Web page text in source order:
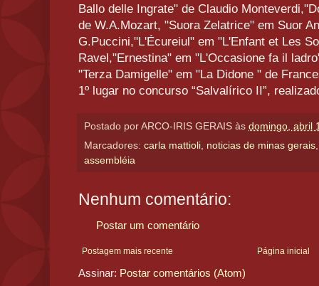
Ballo delle Ingrate" de Claudio
de W.A.Mozart, "Suora Zelatrice" em Suor
G.Puccini,"L'Écureiul" em "L'Enfant et Les
Ravel,"Ernestina" em "L'Occasione fa il
"Terza Damigelle" em "La Didone " de
1º lugar no concurso “Salvalírico II”,
Postado por ARCO-IRIS GERAIS às domingo, abril
Marcadores: carla mattioli noticias de minas gerais
assembléia
Nenhum comentário:
Postar um comentário
Postagem mais recente Página inicial
Assinar: Postar comentários (Atom)